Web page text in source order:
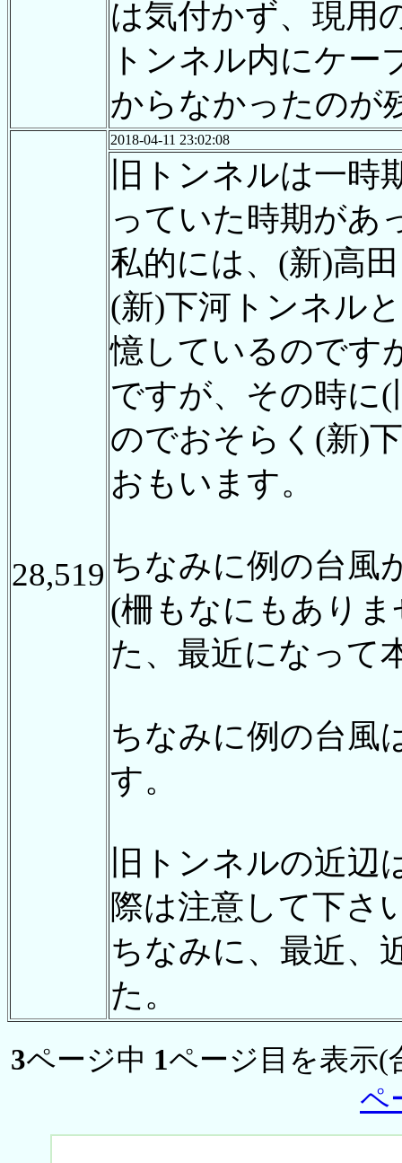
は気付かず、現用
トンネル内にケ
からなかったのが
28,519
2018-04-11 23:02:08
旧トンネルは一
っていた時期があ
私的には、(新)高
(新)下河トンネル
憶しているのです
ですが、その時に
のでおそらく(新)
おもいます。
ちなみに例の台風
(柵もなにもあり
た、最近になって
ちなみに例の台風
す。
旧トンネルの近
際は注意して下さ
ちなみに、最近、
た。
3ページ中 1ページ目を表示(
ペ